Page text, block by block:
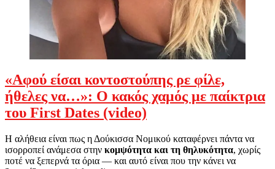
«Αφού είσαι κοντοστούπης ρε φίλε,
ήθελες να…»: Ο κακός χαμός με παίκτρια
του First Dates (video)
Η αλήθεια είναι πως η Δούκισσα Νομικού καταφέρνει πάντα να
ισορροπεί ανάμεσα στην κομψότητα και τη θηλυκότητα, χωρίς
ποτέ να ξεπερνά τα όρια — και αυτό είναι που την κάνει να